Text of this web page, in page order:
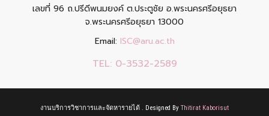
เลขที่ 96 ถ.ปรีดีพนมยงค์ ต.ประตูชัย อ.พระนครศรีอยุธยา
จ.พระนครศรีอยุธยา 13000
Email: ISC@aru.ac.th
TEL: 0-3532-2589
งานบริการวิชาการและจัดหารายได้ . Designed By Thitirat Kaborisut